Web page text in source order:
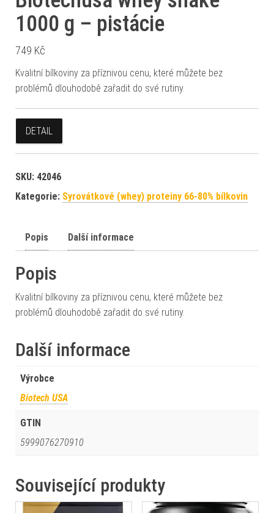
1000 g – pistácie
749 Kč
Kvalitní bílkoviny za příznivou cenu, které můžete bez
problémů dlouhodobě zařadit do své rutiny.
DETAIL
SKU: 42046
Kategorie: Syrovátkové (whey) proteiny 66-80% bílkovin
Popis Další informace
Popis
Kvalitní bílkoviny za příznivou cenu, které můžete bez
problémů dlouhodobě zařadit do své rutiny.
Další informace
Výrobce
Biotech USA
GTIN
5999076270910
Související produkty